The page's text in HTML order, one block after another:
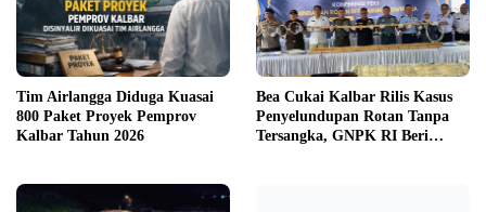
Tim Airlangga Diduga Kuasai
800 Paket Proyek Pemprov
Kalbar Tahun 2026
Bea Cukai Kalbar Rilis Kasus
Penyelundupan Rotan Tanpa
Tersangka, GNPK RI Beri